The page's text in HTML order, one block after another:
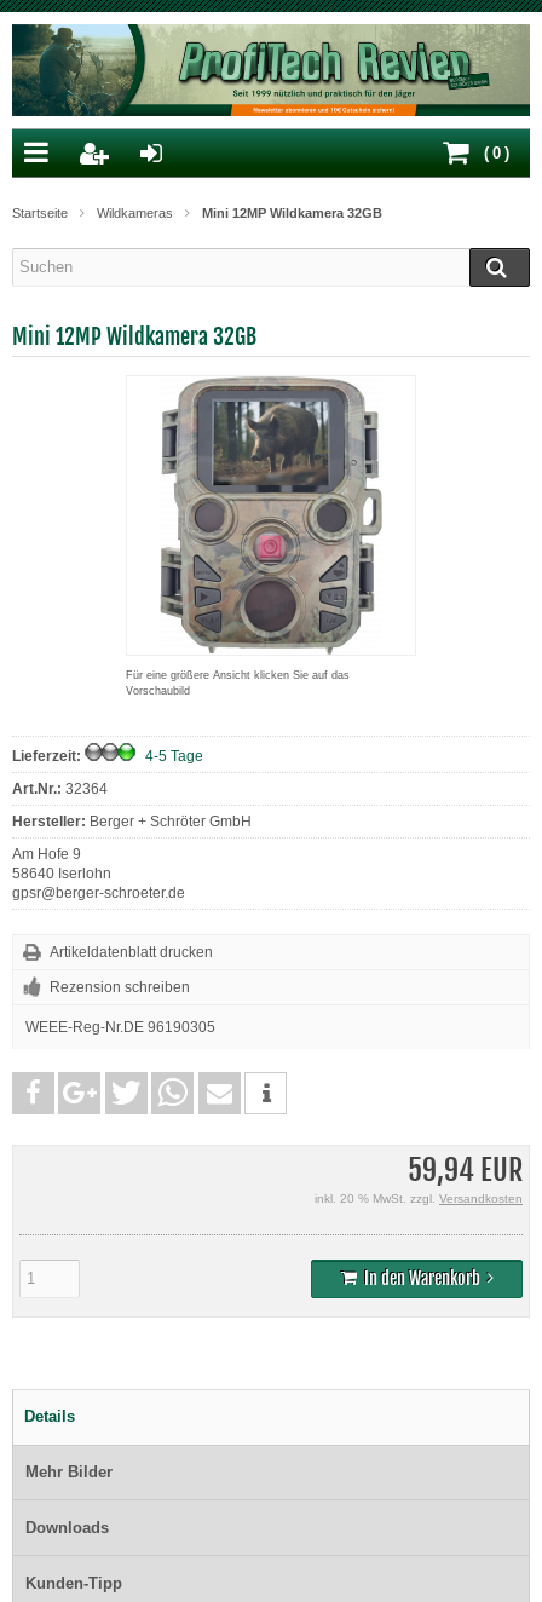
( 0 )
Startseite Wildkameras Mini 12MP Wildkamera 32GB
Mini 12MP Wildkamera 32GB
Für eine größere Ansicht klicken Sie auf das
Vorschaubild
Lieferzeit:
4-5 Tage
Art.Nr.: 32364
Hersteller: Berger + Schröter GmbH
Am Hofe 9
58640 Iserlohn
gpsr@berger-schroeter.de
Artikeldatenblatt drucken
Rezension schreiben
WEEE-Reg-Nr.DE 96190305
59,94 EUR
inkl. 20 % MwSt. zzgl. Versandkosten
In den Warenkorb
Details
Mehr Bilder
Downloads
Kunden-Tipp